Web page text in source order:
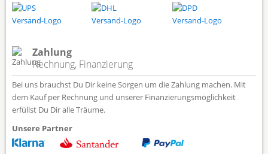
Zahlung
Rechnung, Finanzierung
Bei uns brauchst Du Dir keine Sorgen um die Zahlung machen. Mit
dem Kauf per Rechnung und unserer Finanzierungsmöglichkeit
erfüllst Du Dir alle Träume.
Unsere Partner